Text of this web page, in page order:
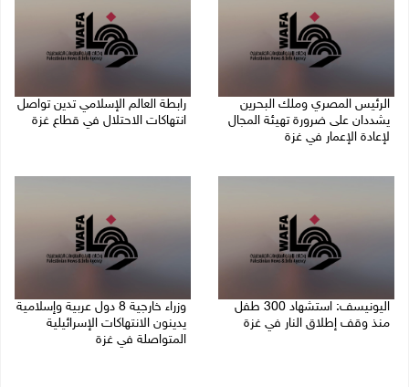
الرئيس المصري وملك البحرين
يشددان على ضرورة تهيئة المجال
لإعادة الإعمار في غزة
رابطة العالم الإسلامي تدين تواصل
انتهاكات الاحتلال في قطاع غزة
اليونيسف: استشهاد 300 طفل
منذ وقف إطلاق النار في غزة
وزراء خارجية 8 دول عربية وإسلامية
يدينون الانتهاكات الإسرائيلية
المتواصلة في غزة